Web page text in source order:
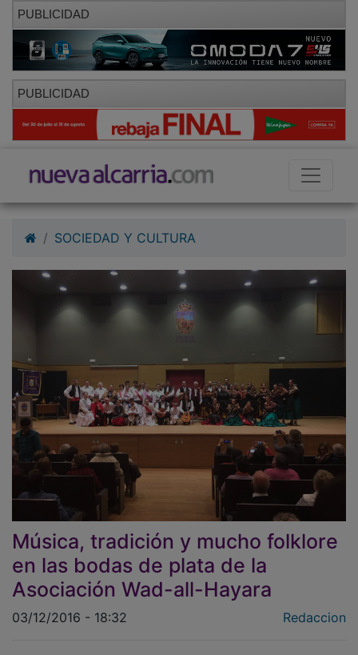
PUBLICIDAD
PUBLICIDAD
Música, tradición y mucho folklore
en las bodas de plata de la
Asociación Wad-all-Hayara